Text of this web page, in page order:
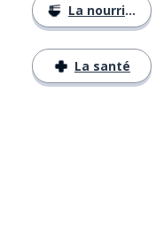
La nourriture
La santé